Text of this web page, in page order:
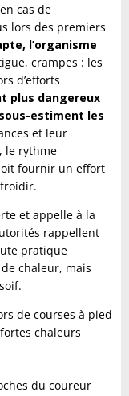
cas de
lors des premiers
l’organisme
crampes : les
d’efforts
plus dangereux
estiment les
et leur
le rythme
fournir un effort
et appelle à la
rappellent
pratique
chaleur, mais
de courses à pied
chaleurs
du coureur